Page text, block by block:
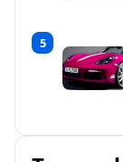
5